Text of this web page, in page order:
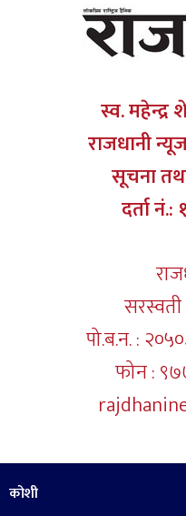
स्व. महेन्द्र
राजधानी
सूचना
दर्ता
पो.ब.न. :
फोन :
कोशी